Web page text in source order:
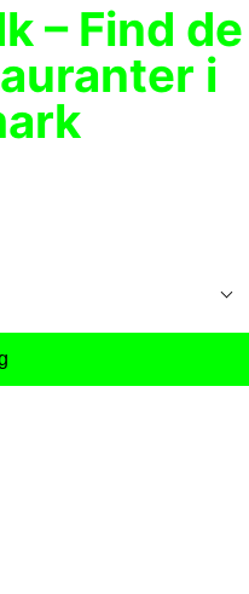
– Find de
i